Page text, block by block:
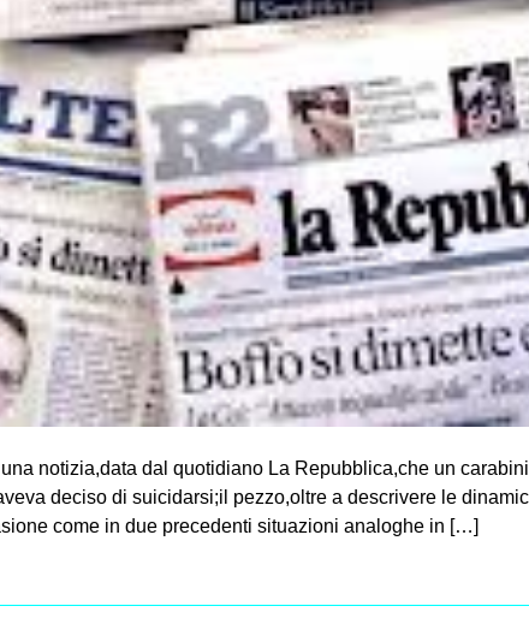
notizia,data dal quotidiano La Repubblica,che un
deciso di suicidarsi;il pezzo,oltre a descrivere le
come in due precedenti situazioni analoghe in […]